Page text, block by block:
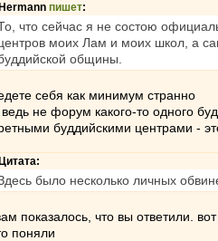
Hermann пишет:
что сейчас я не состою
моих Лам и моих школ, а
общины.
себя как минимум странно
ведь не форум какого-то одного
буддийскими центрами -
Цитата:
было несколько личных
показалось, что вы ответили.
поняли